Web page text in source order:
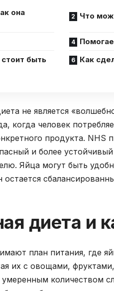
она
Что
быть
Как
не является
когда человек
продукта. NHS
и более
Яйца могут быть
диета и
план питания, где
их с овощами,
количеством